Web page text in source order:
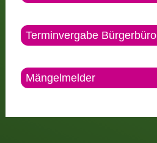
Terminvergabe Bürgerbüro
Mängelmelder